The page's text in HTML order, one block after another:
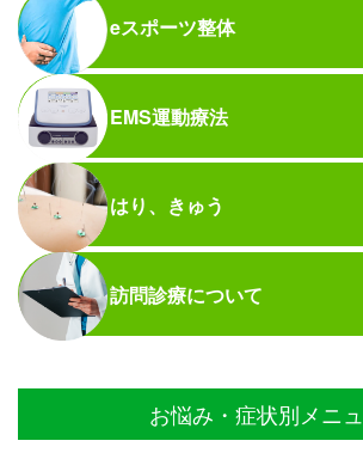
eスポーツ整体
EMS運動療法
はり、きゅう
訪問診療について
お悩み・症状別メニ